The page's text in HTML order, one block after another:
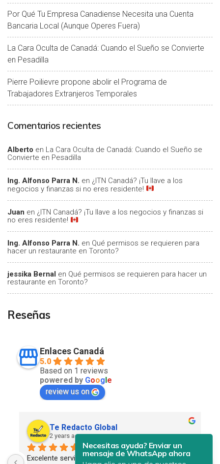
Por Qué Tu Empresa Canadiense Necesita una Cuenta
Bancaria Local (Aunque Operes Fuera)
La Cara Oculta de Canadá: Cuando el Sueño se Convierte
en Pesadilla
Pierre Poilievre propone abolir el Programa de
Trabajadores Extranjeros Temporales
Comentarios recientes
Alberto en La Cara Oculta de Canadá: Cuando el Sueño se
Convierte en Pesadilla
Ing. Alfonso Parra N. en ¿ITN Canadá? ¡Tu llave a los
negocios y finanzas si no eres residente!
Juan en ¿ITN Canadá? ¡Tu llave a los negocios y finanzas si
no eres residente!
Ing. Alfonso Parra N. en Qué permisos se requieren para
hacer un restaurante en Toronto?
jessika Bernal en Qué permisos se requieren para hacer un
restaurante en Toronto?
Reseñas
Enlaces Canadá
5.0
Based on 1 reviews
powered by Google
review us on
Te Redacto Global
2 years ago
Excelente servicio. Profesional, eficiente y
Necesitas ayuda? Enviar un
mensaje de WhatsApp ahora